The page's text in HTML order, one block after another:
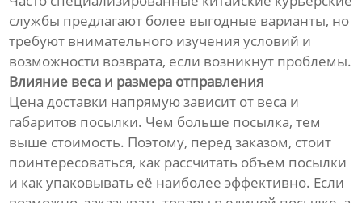
службы предлагают более выгодные варианты, но
требуют внимательного изучения условий и
возможности возврата, если возникнут проблемы.
Влияние веса и размера отправления
Цена доставки напрямую зависит от веса и
габаритов посылки. Чем больше посылка, тем
выше стоимость. Поэтому, перед заказом, стоит
поинтересоваться, как рассчитать объем посылки
и как упаковывать её наиболее эффективно. Если